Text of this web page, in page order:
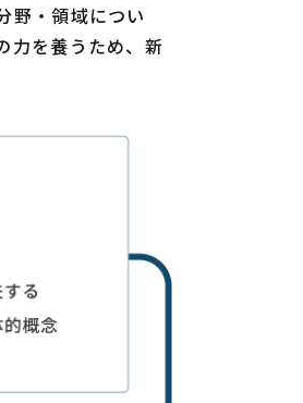
野・領域につい
力を養うため、新